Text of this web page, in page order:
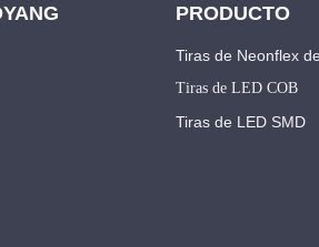
PRODUCTO
Tiras de Neonflex
Tiras de LED COB
Tiras de LED SMD